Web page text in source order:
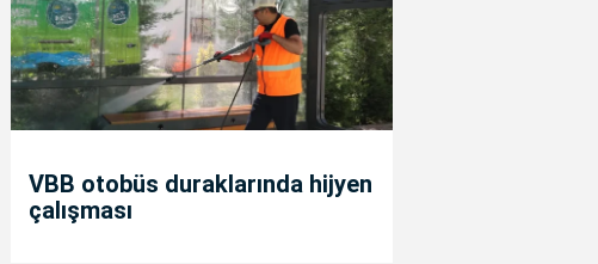
VBB otobüs duraklarında hijyen
çalışması